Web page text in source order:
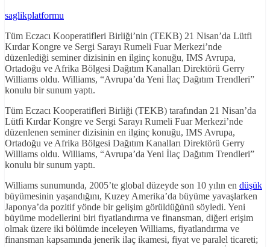
saglikplatformu
Tüm Eczacı Kooperatifleri Birliği’nin (TEKB) 21 Nisan’da Lütfi
Kırdar Kongre ve Sergi Sarayı Rumeli Fuar Merkezi’nde
düzenlediği seminer dizisinin en ilginç konuğu, IMS Avrupa,
Ortadoğu ve Afrika Bölgesi Dağıtım Kanalları Direktörü Gerry
Williams oldu. Williams, “Avrupa’da Yeni İlaç Dağıtım Trendleri”
konulu bir sunum yaptı.
Tüm Eczacı Kooperatifleri Birliği (TEKB) tarafından 21 Nisan’da
Lütfi Kırdar Kongre ve Sergi Sarayı Rumeli Fuar Merkezi’nde
düzenlenen seminer dizisinin en ilginç konuğu, IMS Avrupa,
Ortadoğu ve Afrika Bölgesi Dağıtım Kanalları Direktörü Gerry
Williams oldu. Williams, “Avrupa’da Yeni İlaç Dağıtım Trendleri”
konulu bir sunum yaptı.
Williams sunumunda, 2005’te global düzeyde son 10 yılın en düşük
büyümesinin yaşandığını, Kuzey Amerika’da büyüme yavaşlarken
Japonya’da pozitif yönde bir gelişim görüldüğünü söyledi. Yeni
büyüme modellerini biri fiyatlandırma ve finansman, diğeri erişim
olmak üzere iki bölümde inceleyen Williams, fiyatlandırma ve
finansman kapsamında jenerik ilaç ikamesi, fiyat ve paralel ticareti;